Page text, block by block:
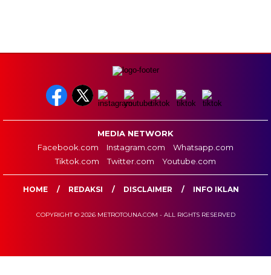
MEDIA NETWORK
Facebook.com
Instagram.com
Whatsapp.com
Tiktok.com
Twitter.com Youtube.com
HOME REDAKSI DISCLAIMER INFO IKLAN
COPYRIGHT © 2026 METROTOUNA.COM - ALL RIGHTS RESERVED